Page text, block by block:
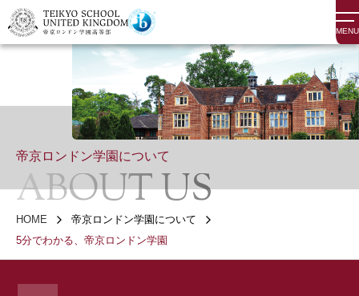
MENU
帝京ロンドン学園について
ABOUT US
HOME
帝京ロンドン学園について
5分でわかる、帝京ロンドン学園